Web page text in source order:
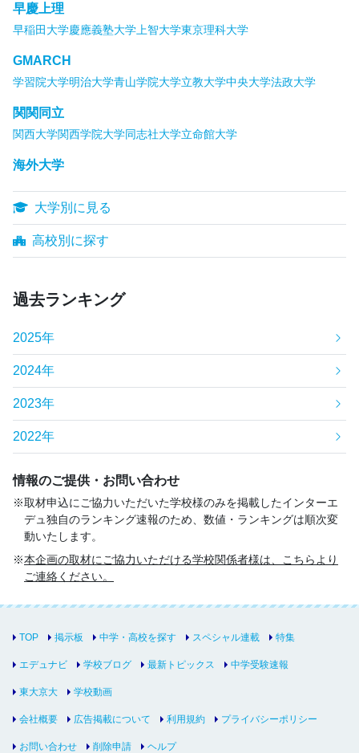
早慶上理
早稲田大学慶應義塾大学 上智大学東京理科大学
GMARCH
学習院大学明治大学青山学院大学立教大学中央大学法政大学
関関同立
関西大学関西学院大学同志社大学立命館大学
海外大学
大学別に見る
高校別に探す
過去ランキング
2025年
2024年
2023年
2022年
情報のご提供・お問い合わせ
取材申込にご協力いただいた学校様のみを掲載したインターエ
デュ独自のランキング速報のため、数値・ランキングは順次変
動いたします。
本企画の取材にご協力いただける学校関係者様は、こちらより
ご連絡ください。
TOP 掲示板 中学・高校を探す スペシャル連載 特集
エデュナビ 学校ブログ 最新トピックス 中学受験速報
東大京大 学校動画
会社概要 広告掲載について 利用規約 プライバシーポリシー
お問い合わせ 削除申請 ヘルプ